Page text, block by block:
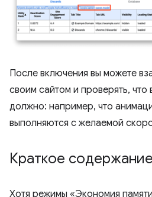
После включения вы можете
своим сайтом и проверять, что
должно: например, что
выполняются с желаемой
Краткое содержание
Хотя режимы «Экономия